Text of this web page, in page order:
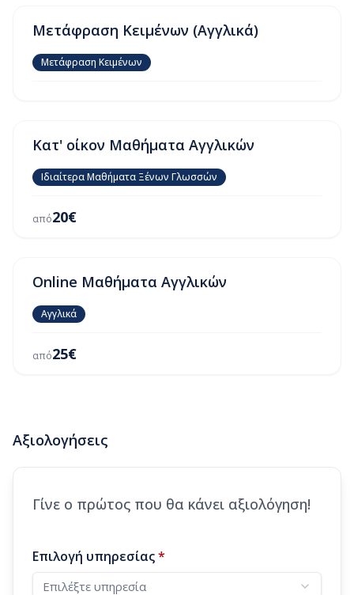
Μετάφραση Κειμένων (Αγγλικά)
Μετάφραση Κειμένων
Κατ' οίκον Μαθήματα Αγγλικών
Ιδιαίτερα Μαθήματα Ξένων Γλωσσών
από20€
Online Μαθήματα Αγγλικών
Αγγλικά
από25€
Αξιολογήσεις
Γίνε ο πρώτος που θα κάνει αξιολόγηση!
Επιλογή υπηρεσίας*
Επιλέξτε υπηρεσία